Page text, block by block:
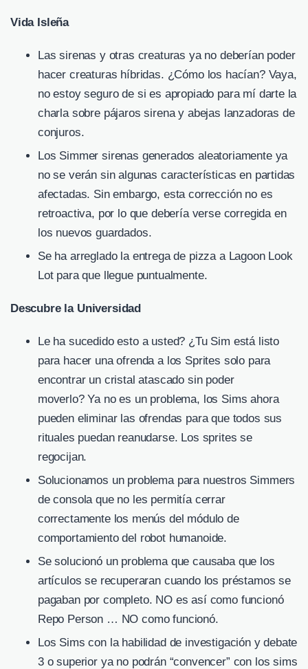
Vida Isleña
Las sirenas y otras creaturas ya no deberían poder
hacer creaturas híbridas. ¿Cómo los hacían? Vaya,
no estoy seguro de si es apropiado para mí darte la
charla sobre pájaros sirena y abejas lanzadoras de
conjuros.
Los Simmer sirenas generados aleatoriamente ya
no se verán sin algunas características en partidas
afectadas. Sin embargo, esta corrección no es
retroactiva, por lo que debería verse corregida en
los nuevos guardados.
Se ha arreglado la entrega de pizza a Lagoon Look
Lot para que llegue puntualmente.
Descubre la Universidad
Le ha sucedido esto a usted? ¿Tu Sim está listo
para hacer una ofrenda a los Sprites solo para
encontrar un cristal atascado sin poder
moverlo? Ya no es un problema, los Sims ahora
pueden eliminar las ofrendas para que todos sus
rituales puedan reanudarse. Los sprites se
regocijan.
Solucionamos un problema para nuestros Simmers
de consola que no les permitía cerrar
correctamente los menús del módulo de
comportamiento del robot humanoide.
Se solucionó un problema que causaba que los
artículos se recuperaran cuando los préstamos se
pagaban por completo. NO es así como funcionó
Repo Person … NO como funcionó.
Los Sims con la habilidad de investigación y debate
3 o superior ya no podrán “convencer” con los sims